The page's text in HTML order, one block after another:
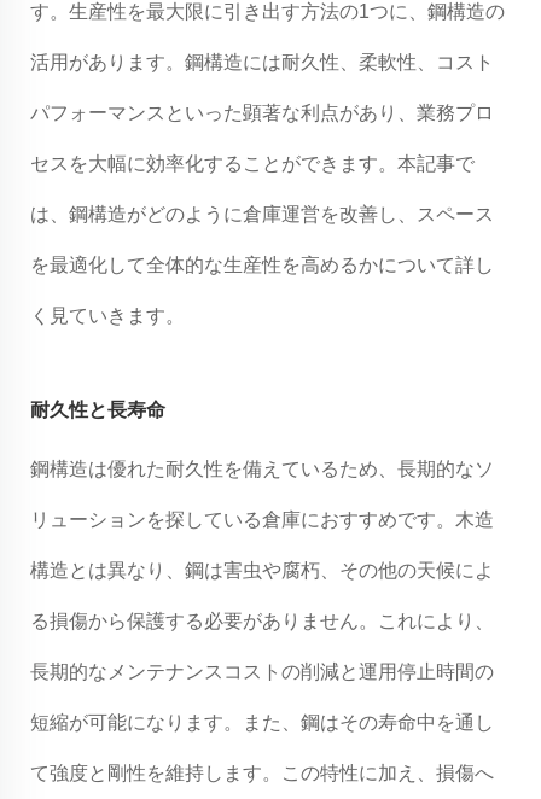
す。生産性を最大限に引き出す方法の1つに、鋼構造の
活用があります。鋼構造には耐久性、柔軟性、コスト
パフォーマンスといった顕著な利点があり、業務プロ
セスを大幅に効率化することができます。本記事で
は、鋼構造がどのように倉庫運営を改善し、スペース
を最適化して全体的な生産性を高めるかについて詳し
く見ていきます。
耐久性と長寿命
鋼構造は優れた耐久性を備えているため、長期的なソ
リューションを探している倉庫におすすめです。木造
構造とは異なり、鋼は害虫や腐朽、その他の天候によ
る損傷から保護する必要がありません。これにより、
長期的なメンテナンスコストの削減と運用停止時間の
短縮が可能になります。また、鋼はその寿命中を通し
て強度と剛性を維持します。この特性に加え、損傷へ